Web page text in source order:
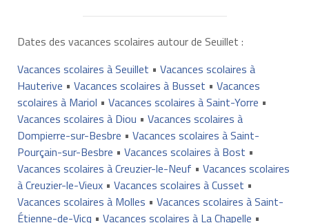
Dates des vacances scolaires autour de Seuillet :
Vacances scolaires à Seuillet • Vacances scolaires à
Hauterive • Vacances scolaires à Busset • Vacances
scolaires à Mariol • Vacances scolaires à Saint-Yorre •
Vacances scolaires à Diou • Vacances scolaires à
Dompierre-sur-Besbre • Vacances scolaires à Saint-
Pourçain-sur-Besbre • Vacances scolaires à Bost •
Vacances scolaires à Creuzier-le-Neuf • Vacances scolaires
à Creuzier-le-Vieux• Vacances scolaires à Cusset •
Vacances scolaires à Molles • Vacances scolaires à Saint-
Étienne-de-Vicq • Vacances scolaires à La Chapelle •